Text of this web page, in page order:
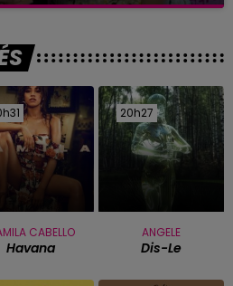
CABELLO
Havana
20h27
20h27
ANGELE
Dis-Le